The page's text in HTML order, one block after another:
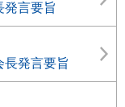
発言要旨
長発言要旨